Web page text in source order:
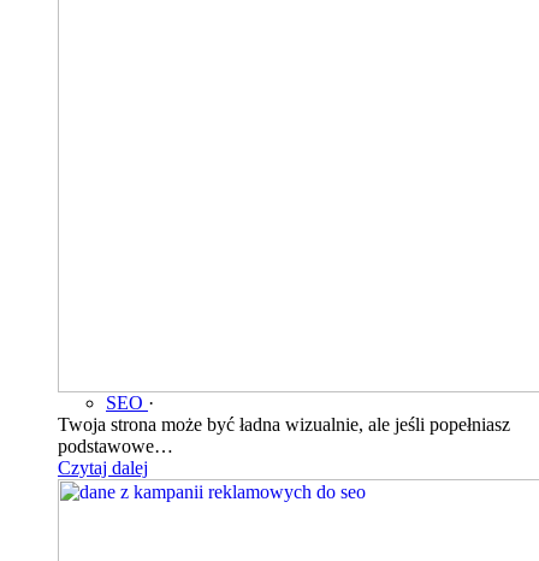
SEO ·
Twoja strona może być ładna wizualnie, ale jeśli popełniasz
podstawowe…
Czytaj dalej